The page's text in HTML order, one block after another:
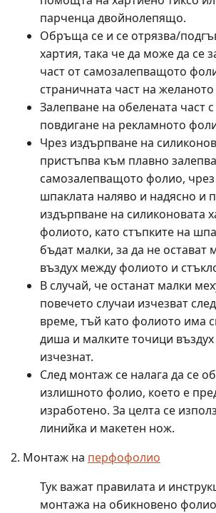
парченца двойнолепящо.
Обръща се и се отрязва/
хартия, така че да може да се
част от самозалепващото
страничната част на
Залепване на обелената част
повдигане на рекламното
Чрез издърпване на
пристъпва към плавно
самозалепващото фолио,
шпаклата наляво и надясно и
издърпване на силиконовата
фолиото, като стъпките на
бъдат малки, за да не остават
въздух между фолиото и
В случай, че останат малки
повечето случаи изчезват
време, тъй като фолиото има
диша и малките точици въздух
изчезнат.
След монтаж се налага да се
излишното фолио, което е
изработено. За целта се
линийка и макетен нож.
Монтаж на перфофолио
Тук важат правилата и
монтажа на обикновено